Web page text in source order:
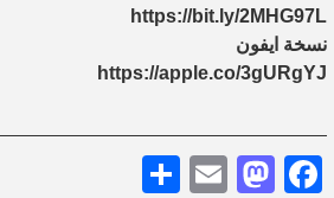
https://bit.ly/2MHG97L
نسخة ايفون
https://apple.co/3gURgYJ
Facebook
Mastodon
Email